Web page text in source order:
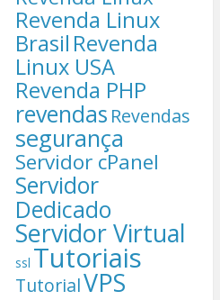
Revenda Linux
Brasil Revenda
Linux USA
Revenda PHP
revendas Revendas
segurança
Servidor cPanel
Servidor
Dedicado
Servidor Virtual
ssl Tutoriais
TutorialVPS